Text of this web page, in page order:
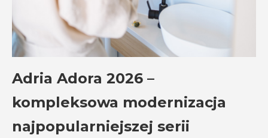
Adria Adora 2026 –
kompleksowa modernizacja
najpopularniejszej serii